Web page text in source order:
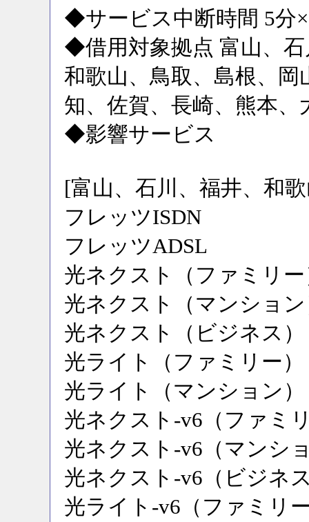
◆サービス中断時間 5分
◆借用対象拠点 富山、
和歌山、鳥取、島根、
知、佐賀、長崎、熊本
◆影響サービス
[富山、石川、福井、和
フレッツISDN
フレッツADSL
光ネクスト（ファミリ
光ネクスト（マンショ
光ネクスト（ビジネス）
光ライト（ファミリー）
光ライト（マンション）
光ネクスト-v6（ファミ
光ネクスト-v6（マンシ
光ネクスト-v6（ビジネ
光ライト-v6（ファミリ